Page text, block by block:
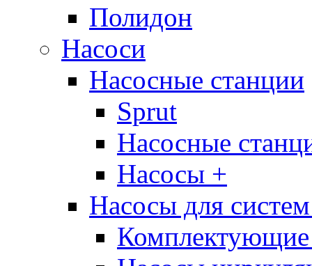
Полидон
Насоси
Насосные станции
Sprut
Насосные
Насосы +
Насосы для
Комплектующие